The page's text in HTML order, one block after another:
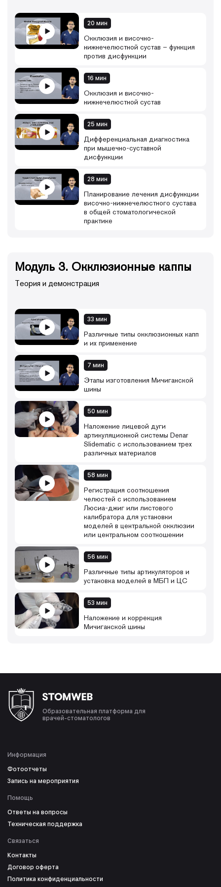
20 мин
Окклюзия и височно-
нижнечелюстной сустав – функция
против дисфункции
16 мин
Окклюзия и височно-
нижнечелюстной сустав
25 мин
Дифференциальная диагностика
при мышечно-суставной
дисфункции
28 мин
Планирование лечения дисфункции
височно-нижнечелюстного сустава
в общей стоматологической
практике
Модуль 3. Окклюзионные каппы
Теория и демонстрация
33 мин
Различные типы окклюзионных капп
и их применение
7 мин
Этапы изготовления Мичиганской
шины
50 мин
Наложение лицевой дуги
артикуляционной системы Denar
Slidematic с использованием трех
различных материалов
58 мин
Регистрация соотношения
челюстей с использованием
Люсиа-джиг или листового
калибратора для установки
моделей в центральной окклюзии
или центральном соотношении
56 мин
Различные типы артикуляторов и
установка моделей в МБП и ЦС
53 мин
Наложение и коррекция
Мичиганской шины
Образовательная платформа для
врачей-стоматологов
Информация
Фотоотчеты
Запись на мероприятия
Помощь
Ответы на вопросы
Техническая поддержка
Связаться
Контакты
Договор оферта
Политика конфиденциальности